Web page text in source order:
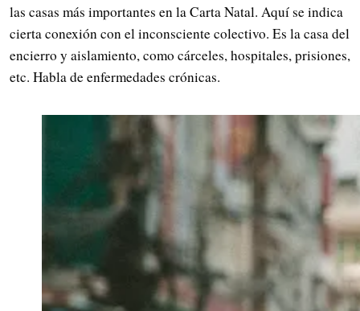
las casas más importantes en la Carta Natal. Aquí se indica
cierta conexión con el inconsciente colectivo. Es la casa del
encierro y aislamiento, como cárceles, hospitales, prisiones,
etc. Habla de enfermedades crónicas.